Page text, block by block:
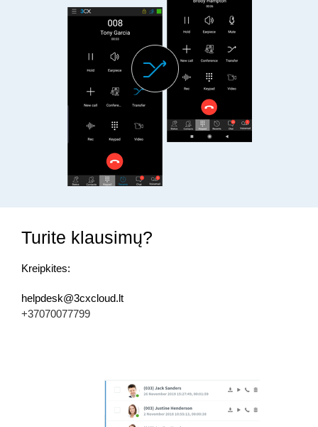
Turite klausimų?
Kreipkites:
helpdesk@3cxcloud.lt
+37070077799